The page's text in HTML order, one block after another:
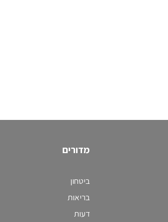
מדורים
ביטחון
בריאות
דעות